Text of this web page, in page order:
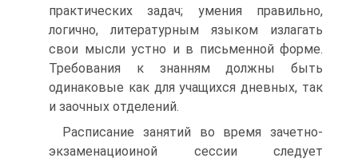
практических задач; умения правильно,
логично, литературным языком излагать
свои мысли устно и в письменной форме.
Требования к знанням должны быть
одинаковые как для учащихся дневных, так
и заочных отделений.
Расписание занятий во время зачетно-
экзаменациоиной сессии следует